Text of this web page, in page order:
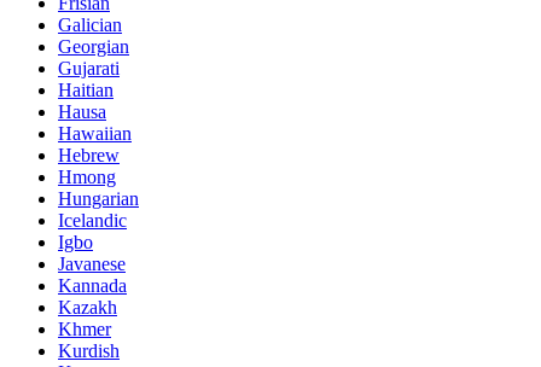
Galician
Georgian
Gujarati
Haitian
Hausa
Hawaiian
Hebrew
Hmong
Hungarian
Icelandic
Igbo
Javanese
Kannada
Kazakh
Khmer
Kurdish